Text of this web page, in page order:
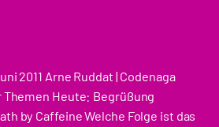
2011 Arne Ruddat | Codenaga
Themen Heute: Begrüßung
by Caffeine Welche Folge ist das